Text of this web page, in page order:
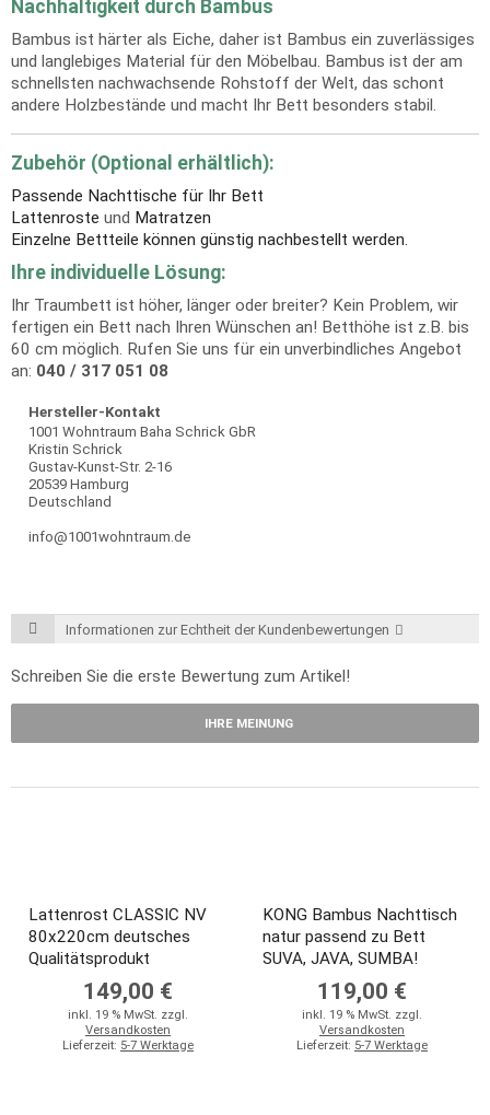
Nachhaltigkeit durch Bambus
Bambus ist härter als Eiche, daher ist Bambus ein zuverlässiges
und langlebiges Material für den Möbelbau. Bambus ist der am
schnellsten nachwachsende Rohstoff der Welt, das schont
andere Holzbestände und macht Ihr Bett besonders stabil.
Zubehör (Optional erhältlich):
Passende Nachttische für Ihr Bett
Lattenroste und Matratzen
Einzelne Bettteile können günstig nachbestellt werden.
Ihre individuelle Lösung:
Ihr Traumbett ist höher, länger oder breiter? Kein Problem, wir
fertigen ein Bett nach Ihren Wünschen an! Betthöhe ist z.B. bis
60 cm möglich. Rufen Sie uns für ein unverbindliches Angebot
an: 040 / 317 051 08
Hersteller-Kontakt
1001 Wohntraum Baha Schrick GbR
Kristin Schrick
Gustav-Kunst-Str. 2-16
20539 Hamburg
Deutschland
info@1001wohntraum.de
Informationen zur Echtheit der Kundenbewertungen
Schreiben Sie die erste Bewertung zum Artikel!
IHRE MEINUNG
Lattenrost CLASSIC NV
80x220cm deutsches
Qualitätsprodukt
149,00 €
inkl. 19 % MwSt. zzgl.
Versandkosten
Lieferzeit: 5-7 Werktage
KONG Bambus Nachttisch
natur passend zu Bett
SUVA, JAVA, SUMBA!
119,00 €
inkl. 19 % MwSt. zzgl.
Versandkosten
Lieferzeit: 5-7 Werktage